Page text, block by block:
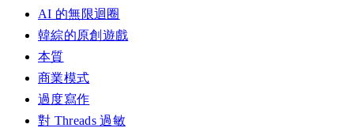
AI 的無限迴圈
韓綜的原創遊戲
本質
商業模式
過度寫作
對 Threads 過敏